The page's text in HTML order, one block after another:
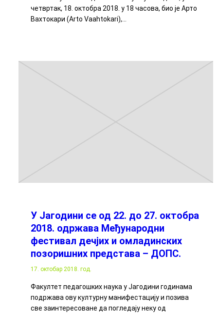
четвртак, 18. октобра 2018. у 18 часова, био је Арто
Вахтокари (Arto Vaahtokari),…
У Јагодини се од 22. до 27. октобра
2018. одржава Међународни
фестивал дечјих и омладинских
позоришних представа – ДОПС.
17. октобар 2018. год.
Факултет педагошких наука у Јагодини годинама
подржава ову културну манифестацију и позива
све заинтересоване да погледају неку од